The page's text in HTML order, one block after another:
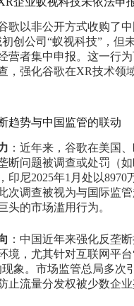
歌以非公开方式收购了
初创公司“蚁视科技”，但
营者集中申报。这一行
，强化谷歌在XR技术领
趋势与中国监管的联动
：近年来，谷歌在美国
断问题被调查或处罚（
印尼2025年1月处以8970
次调查被视为与国际监
头的市场滥用行为。
：中国近年来强化反垄
境，尤其针对互联网平台
现象。市场监管总局多次
止流量分发权被少数企业